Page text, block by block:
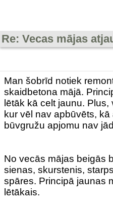
Re: Vecas mājas
Man šobrīd notiek
skaidbetona mājā.
lētāk kā celt jaunu.
kur vēl nav apbūvēts,
būvgružu apjomu nav
No vecās mājas beigās
sienas, skurstenis,
spāres. Principā jaunas
lētākais.